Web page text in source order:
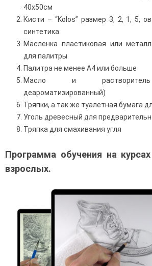
40х50см
Кисти – “Kolos” размер 3, 2, 1, 5,
синтетика
Масленка пластиковая или
для палитры
Палитра не менее А4 или больше
Масло и растворитель
деароматизированный)
Тряпки, а так же туалетная бумага
Уголь древесный для
Тряпка для смахивания угля
Программа обучения на
взрослых.